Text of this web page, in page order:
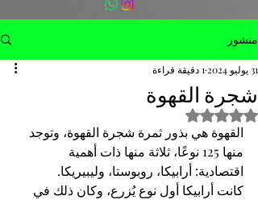
منشور
شجرة القهوة
31 يوليو 2024 1 دقيقة قراءة
تم التقييم بـ ليس رقمًا من أصل 5 نجوم.
القهوة هي بذور ثمرة شجرة القهوة، وتوجد
منها 125 نوعًا، ثلاثة منها ذات أهمية
اقتصادية: أرابيكا، روبوستا، وليبيريكا.
كانت أرابيكا أول نوع يُزرع، وكان ذلك في